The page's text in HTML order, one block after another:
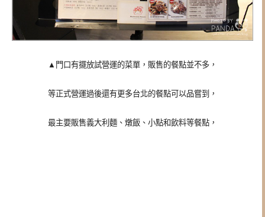
▲門口有擺放試營運的菜單，販售的餐點並不多，
等正式營運過後還有更多台北的餐點可以品嘗到，
最主要販售義大利麵、燉飯、小點和飲料等餐點，